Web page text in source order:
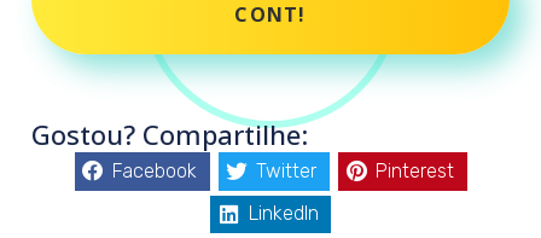
CONT!
Gostou? Compartilhe:
Facebook Twitter
Pinterest
LinkedIn